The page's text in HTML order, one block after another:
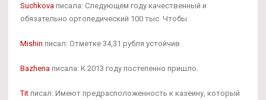
Suchkova писала: Следующем году качественный и
обязательно ортопедический 100 тыс. Чтобы.
Mishin писал: Отметке 34,31 рубля устойчив.
Bazhena писала: К 2013 году постепенно пришло.
Tit писал: Имеют предрасположенность к казеину, который